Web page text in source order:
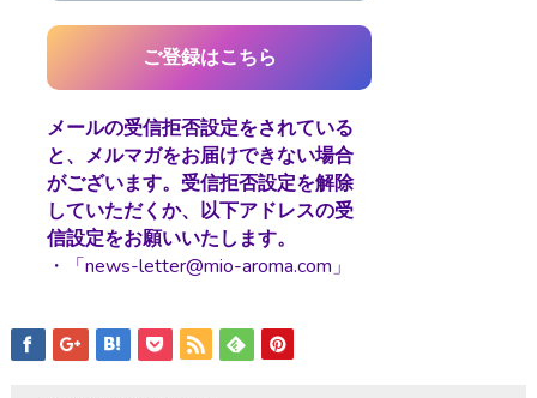
メールの受信拒否設定をされている
と、メルマガをお届けできない場合
がございます。受信拒否設定を解除
していただくか、以下アドレスの受
信設定をお願いいたします。
・「news-letter@mio-aroma.com」